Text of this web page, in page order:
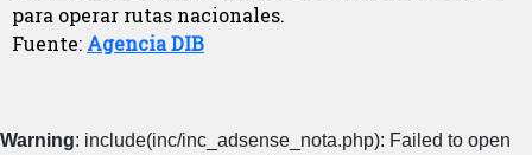
para operar rutas nacionales.
Fuente: Agencia DIB
Warning: include(inc/inc_adsense_nota.php): Failed to open